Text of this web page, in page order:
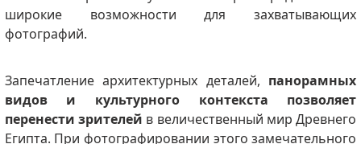
широкие возможности для захватывающих
фотографий.
Запечатление архитектурных деталей, панорамных
видов и культурного контекста позволяет
перенести зрителей в величественный мир Древнего
Египта. При фотографировании этого замечательного